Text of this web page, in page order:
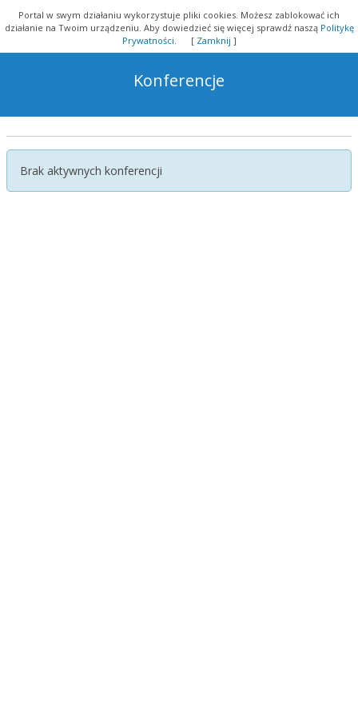
Portal w swym działaniu wykorzystuje pliki cookies. Możesz zablokować ich
działanie na Twoim urządzeniu. Aby dowiedzieć się więcej sprawdź naszą Politykę
Prywatności . [ Zamknij ]
Konferencje
Brak aktywnych konferencji